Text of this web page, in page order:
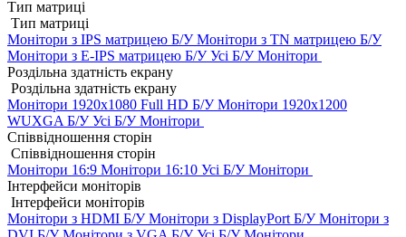
Тип матриці
Тип матриці
Монітори з IPS матрицею Б/УМонітори з TN матрицею Б/У
Монітори з E-IPS матрицею Б/УУсі Б/У Монітори
Роздільна здатність екрану
Роздільна здатність екрану
Монітори 1920x1080 Full HD Б/УМонітори 1920x1200
WUXGA Б/УУсі Б/У Монітори
Співвідношення сторін
Співвідношення сторін
Монітори 16:9 Монітори 16:10 Усі Б/У Монітори
Інтерфейси моніторів
Інтерфейси моніторів
Монітори з HDMI Б/УМонітори з DisplayPort Б/УМонітори з